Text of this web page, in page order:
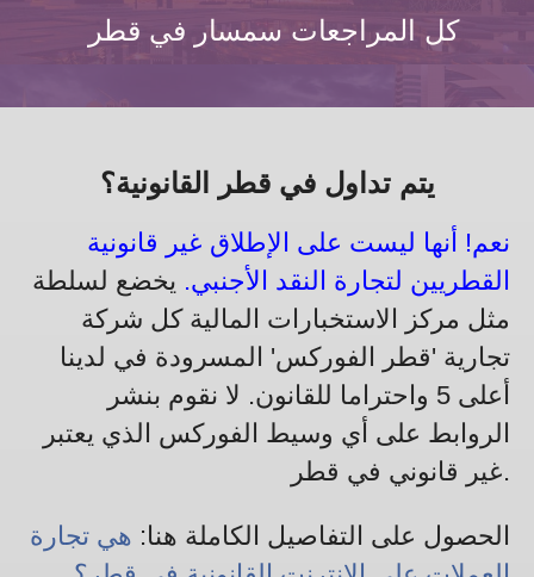
كل المراجعات سمسار في قطر
يتم تداول في قطر القانونية؟
نعم! أنها ليست على الإطلاق غير قانونية
القطريين لتجارة النقد الأجنبي. يخضع لسلطة
مثل مركز الاستخبارات المالية كل شركة
تجارية 'قطر الفوركس' المسرودة في لدينا
أعلى 5 واحتراما للقانون. لا نقوم بنشر
الروابط على أي وسيط الفوركس الذي يعتبر
غير قانوني في قطر.
الحصول على التفاصيل الكاملة هنا: هي تجارة